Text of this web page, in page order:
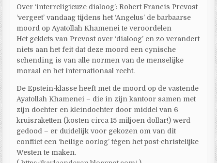
Over ‘interreligieuze dialoog’: Robert Francis Prevost
‘vergeet’ vandaag tijdens het ‘Angelus’ de barbaarse
moord op Ayatollah Khamenei te veroordelen
Het geklets van Prevost over ‘dialoog’ en zo verandert
niets aan het feit dat deze moord een cynische
schending is van alle normen van de menselijke
moraal en het internationaal recht.
De Epstein-klasse heeft met de moord op de vastende
Ayatollah Khamenei – die in zijn kantoor samen met
zijn dochter en kleindochter door middel van 6
kruisraketten (kosten circa 15 miljoen dollar!) werd
gedood – er duidelijk voor gekozen om van dit
conflict een ‘heilige oorlog’ tégen het post-christelijke
Westen te maken.